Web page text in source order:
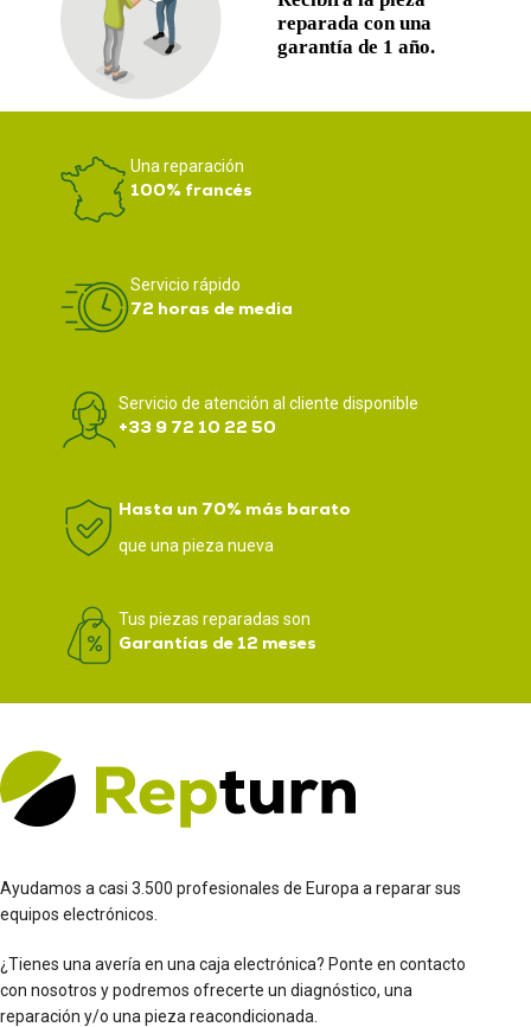
Una reparación
100% francés
Servicio rápido
72 horas de media
Servicio de atención al cliente disponible
+33 9 72 10 22 50
Hasta un 70% más barato
que una pieza nueva
Tus piezas reparadas son
Garantías de 12 meses
Ayudamos a casi 3.500 profesionales de Europa a reparar sus
equipos electrónicos.
¿Tienes una avería en una caja electrónica? Ponte en contacto
con nosotros y podremos ofrecerte un diagnóstico, una
reparación y/o una pieza reacondicionada.